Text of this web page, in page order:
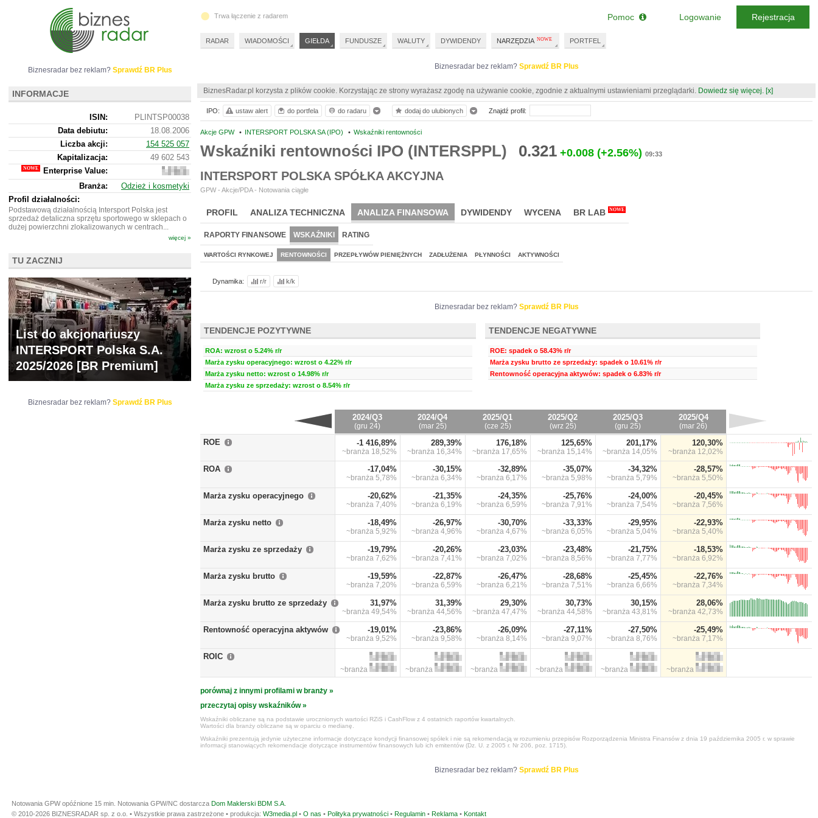
Biznesradar bez reklam? Sprawdź BR Plus
BiznesRadar.pl korzysta z plików cookie. Korzystając ze strony wyrażasz zgodę na używanie cookie, zgodnie z aktualnymi ustawieniami przeglądarki. Dowiedz się więcej. [x]
Akcje GPW • INTERSPORT POLSKA SA (IPO) • Wskaźniki rentowności
Wskaźniki rentowności IPO (INTERSPPL) 0.321 +0.008 (+2.56%) 09:33
INTERSPORT POLSKA SPÓŁKA AKCYJNA
GPW - Akcje/PDA - Notowania ciągłe
PROFIL ANALIZA TECHNICZNA ANALIZA FINANSOWA DYWIDENDY WYCENA BR LAB NOWE
RAPORTY FINANSOWE WSKAŹNIKI RATING
WARTOŚCI RYNKOWEJ RENTOWNOŚCI PRZEPŁYWÓW PIENIĘŻNYCH ZADŁUŻENIA PŁYNNOŚCI AKTYWNOŚCI
Dynamika: r/r k/k
Biznesradar bez reklam? Sprawdź BR Plus
TENDENCJE POZYTYWNE
ROA: wzrost o 5.24% r/r
Marża zysku operacyjnego: wzrost o 4.22% r/r
Marża zysku netto: wzrost o 14.98% r/r
Marża zysku ze sprzedaży: wzrost o 8.54% r/r
TENDENCJE NEGATYWNE
ROE: spadek o 58.43% r/r
Marża zysku brutto ze sprzedaży: spadek o 10.61% r/r
Rentowność operacyjna aktywów: spadek o 6.83% r/r
2024/Q3
(gru 24)
2024/Q4
(mar 25)
2025/Q1
(cze 25)
2025/Q2
(wrz 25)
2025/Q3
(gru 25)
2025/Q4
(mar 26)
ROE -1 416,89%
~branża 18,52%
289,39%
~branża 16,34%
176,18%
~branża 17,65%
125,65%
~branża 15,14%
201,17%
~branża 14,05%
120,30%
~branża 12,02%
ROA -17,04%
~branża 5,78%
-30,15%
~branża 6,34%
-32,89%
~branża 6,17%
-35,07%
~branża 5,98%
-34,32%
~branża 5,79%
-28,57%
~branża 5,50%
Marża zysku operacyjnego -20,62%
~branża 7,40%
-21,35%
~branża 6,19%
-24,35%
~branża 6,59%
-25,76%
~branża 7,91%
-24,00%
~branża 7,54%
-20,45%
~branża 7,56%
Marża zysku netto -18,49%
~branża 5,92%
-26,97%
~branża 4,96%
-30,70%
~branża 4,67%
-33,33%
~branża 6,05%
-29,95%
~branża 5,04%
-22,93%
~branża 5,40%
Marża zysku ze sprzedaży -19,79%
~branża 7,62%
-20,26%
~branża 7,41%
-23,03%
~branża 7,02%
-23,48%
~branża 8,56%
-21,75%
~branża 7,77%
-18,53%
~branża 6,92%
Marża zysku brutto -19,59%
~branża 7,20%
-22,87%
~branża 6,59%
-26,47%
~branża 6,21%
-28,68%
~branża 7,51%
-25,45%
~branża 6,66%
-22,76%
~branża 7,34%
Marża zysku brutto ze sprzedaży 31,97%
~branża 49,54%
31,39%
~branża 44,56%
29,30%
~branża 47,47%
30,73%
~branża 44,58%
30,15%
~branża 43,81%
28,06%
~branża 42,73%
Rentowność operacyjna aktywów -19,01%
~branża 9,52%
-23,86%
~branża 9,58%
-26,09%
~branża 8,14%
-27,11%
~branża 9,07%
-27,50%
~branża 8,76%
-25,49%
~branża 7,17%
ROIC
~branża ~branża ~branża ~branża ~branża ~branża
porównaj z innymi profilami w branży »
przeczytaj opisy wskaźników »
Wskaźniki obliczane są na podstawie urocznionych wartości RZiS i CashFlow z 4 ostatnich raportów kwartalnych.
Wartości dla branży obliczane są w oparciu o medianę.
Wskaźniki prezentują jedynie użyteczne informacje dotyczące kondycji finansowej spółek i nie są rekomendacją w rozumieniu przepisów Rozporządzenia Ministra Finansów z dnia 19 października 2005 r. w sprawie
informacji stanowiących rekomendacje dotyczące instrumentów finansowych lub ich emitentów (Dz. U. z 2005 r. Nr 206, poz. 1715).
Biznesradar bez reklam? Sprawdź BR Plus
IPO: ustaw alert do portfela do radaru dodaj do ulubionych Znajdź profil:
Biznesradar bez reklam? Sprawdź BR Plus
INFORMACJE
ISIN:
PLINTSP00038
Data debiutu:
18.08.2006
Liczba akcji:
154 525 057
Kapitalizacja:
49 602 543
Enterprise Value:
94
952
543
Branża:
Odzież i kosmetyki
Profil działalności:
Podstawową działalnością Intersport Polska jest
sprzedaż detaliczna sprzętu sportowego w sklepach o
dużej powierzchni zlokalizowanych w centrach...
więcej »
TU ZACZNIJ
List do akcjonariuszy
INTERSPORT Polska S.A.
2025/2026 [BR Premium]
Biznesradar bez reklam? Sprawdź BR Plus
Trwa łączenie z radarem
RADAR WIADOMOŚCI GIEŁDA FUNDUSZE WALUTY DYWIDENDY NARZĘDZIA PORTFEL
Pomoc Logowanie Rejestracja
Notowania GPW opóźnione 15 min. Notowania GPW/NC dostarcza Dom Maklerski BDM S.A.
© 2010-2026 BIZNESRADAR sp. z o.o. • Wszystkie prawa zastrzeżone • produkcja: W3media.pl • O nas • Polityka prywatności • Regulamin • Reklama • Kontakt